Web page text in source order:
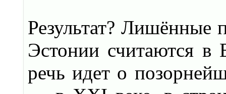
Результат? Лишённые
Эстонии считаются в
речь идет о